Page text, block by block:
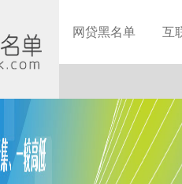
网贷黑名单 互